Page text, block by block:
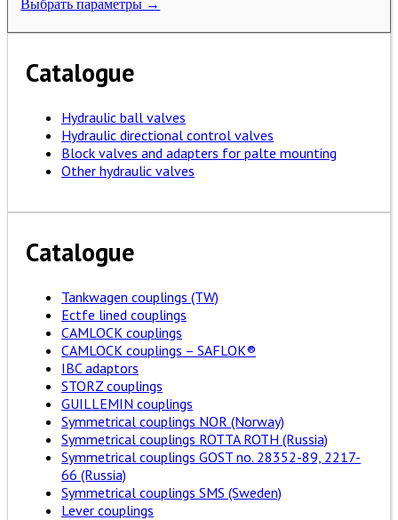
Выбрать параметры →
Catalogue
Hydraulic ball valves
Hydraulic directional control valves
Block valves and adapters for palte mounting
Other hydraulic valves
Catalogue
Tankwagen couplings (TW)
Ectfe lined couplings
CAMLOCK couplings
CAMLOCK couplings – SAFLOK®
IBC adaptors
STORZ couplings
GUILLEMIN couplings
Symmetrical couplings NOR (Norway)
Symmetrical couplings ROTTA ROTH (Russia)
Symmetrical couplings GOST no. 28352-89, 2217-
66 (Russia)
Symmetrical couplings SMS (Sweden)
Lever couplings